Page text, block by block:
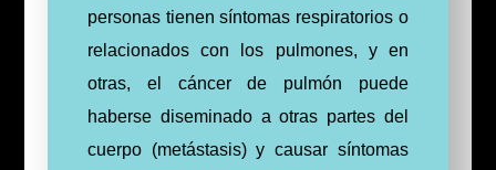
personas tienen síntomas respiratorios o
relacionados con los pulmones, y en
otras, el cáncer de pulmón puede
haberse diseminado a otras partes del
cuerpo (metástasis) y causar síntomas